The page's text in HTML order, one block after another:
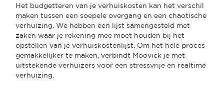
Het budgetteren van je verhuiskosten kan het verschil
maken tussen een soepele overgang en een chaotische
verhuizing. We hebben een lijst samengesteld met
zaken waar je rekening mee moet houden bij het
opstellen van je verhuiskostenlijst. Om het hele proces
gemakkelijker te maken, verbindt Moovick je met
uitstekende verhuizers voor een stressvrije en realtime
verhuizing.